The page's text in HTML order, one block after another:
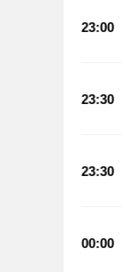
23:00
23:30
23:30
00:00